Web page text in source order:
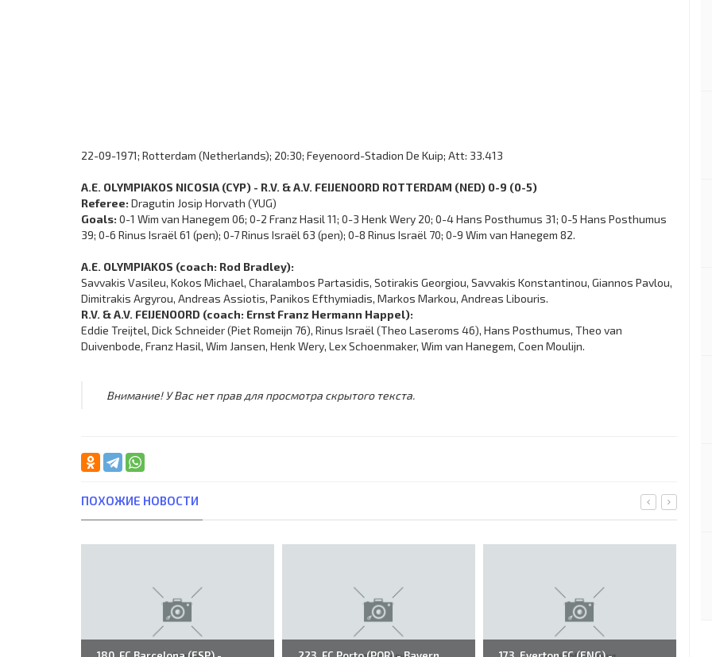
22-09-1971; Rotterdam (Netherlands); 20:30; Feyenoord-Stadion De Kuip; Att: 33.413
A.E. OLYMPIAKOS NICOSIA (CYP) - R.V. & A.V. FEIJENOORD ROTTERDAM (NED) 0-9 (0-5)
Referee: Dragutin Josip Horvath (YUG)
Goals: 0-1 Wim van Hanegem 06; 0-2 Franz Hasil 11; 0-3 Henk Wery 20; 0-4 Hans Posthumus 31; 0-5 Hans Posthumus
39; 0-6 Rinus Israёl 61 (pen); 0-7 Rinus Israёl 63 (pen); 0-8 Rinus Israёl 70; 0-9 Wim van Hanegem 82.
A.E. OLYMPIAKOS (coach: Rod Bradley):
Savvakis Vasileu, Kokos Michael, Charalambos Partasidis, Sotirakis Georgiou, Savvakis Konstantinou, Giannos Pavlou,
Dimitrakis Argyrou, Andreas Assiotis, Panikos Efthymiadis, Markos Markou, Andreas Libouris.
R.V. & A.V. FEIJENOORD (coach: Ernst Franz Hermann Happel):
Eddie Treijtel, Dick Schneider (Piet Romeijn 76), Rinus Israёl (Theo Laseroms 46), Hans Posthumus, Theo van
Duivenbode, Franz Hasil, Wim Jansen, Henk Wery, Lex Schoenmaker, Wim van Hanegem, Coen Moulijn.
Внимание! У Вас нет прав для просмотра скрытого текста.
ПОХОЖИЕ НОВОСТИ